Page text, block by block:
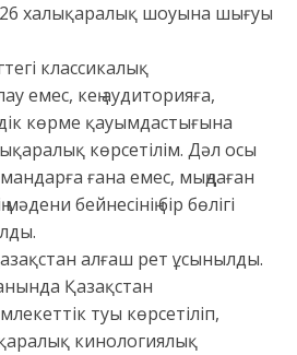
халықаралық шоуына шығуы
классикалық
емес, кең аудиторияға,
көрме қауымдастығына
көрсетілім. Дәл осы
ғана емес, мыңдаған
бейнесінің бір бөлігі
алғаш рет ұсынылды.
Қазақстан
туы көрсетіліп,
кинологиялық